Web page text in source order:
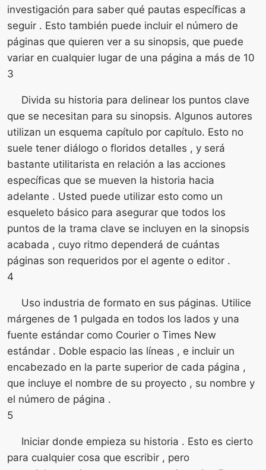
investigación para saber qué pautas específicas a
seguir . Esto también puede incluir el número de
páginas que quieren ver a su sinopsis, que puede
variar en cualquier lugar de una página a más de 10
3
Divida su historia para delinear los puntos clave
que se necesitan para su sinopsis. Algunos autores
utilizan un esquema capítulo por capítulo. Esto no
suele tener diálogo o floridos detalles , y será
bastante utilitarista en relación a las acciones
específicas que se mueven la historia hacia
adelante . Usted puede utilizar esto como un
esqueleto básico para asegurar que todos los
puntos de la trama clave se incluyen en la sinopsis
acabada , cuyo ritmo dependerá de cuántas
páginas son requeridos por el agente o editor .
4
Uso industria de formato en sus páginas. Utilice
márgenes de 1 pulgada en todos los lados y una
fuente estándar como Courier o Times New
estándar . Doble espacio las líneas , e incluir un
encabezado en la parte superior de cada página ,
que incluye el nombre de su proyecto , su nombre y
el número de página .
5
Iniciar donde empieza su historia . Esto es cierto
para cualquier cosa que escribir , pero